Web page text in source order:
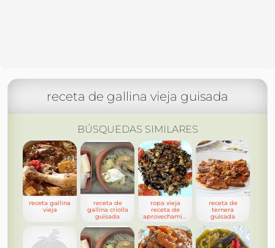
receta de gallina vieja guisada
BÚSQUEDAS SIMILARES
receta gallina
vieja
receta de
gallina criolla
guisada
ropa vieja
receta de
receta de
ternera
guisada